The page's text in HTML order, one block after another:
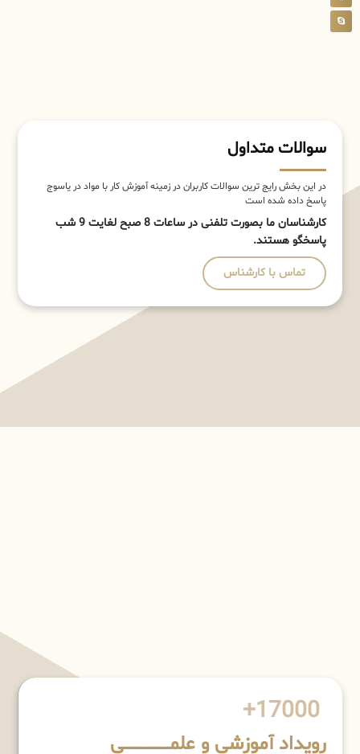
سوالات متداول
در این بخش رایج ترین سوالات کاربران در زمینه آموزش کار با مواد در یاسوج
پاسخ داده شده است
کارشناسان ما بصورت تلفنی در ساعات 8 صبح لغایت 9 شب
پاسخگو هستند.
تماس با کارشناس
17000+
رویداد آموزشی و علمـــــــــــــــــــی